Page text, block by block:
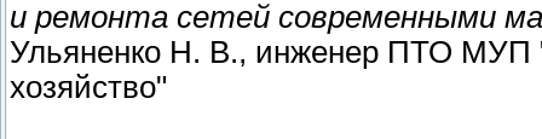
и ремонта сетей современными
Ульяненко Н. В., инженер ПТО МУП
хозяйство"